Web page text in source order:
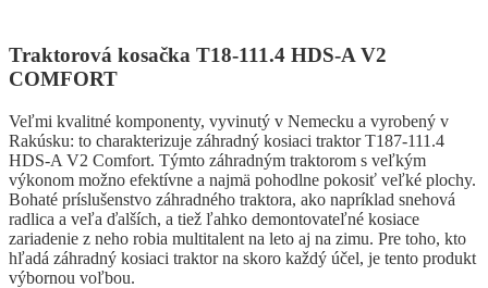
Traktorová kosačka T18-111.4 HDS-A V2
COMFORT
Veľmi kvalitné komponenty, vyvinutý v Nemecku a vyrobený v
Rakúsku: to charakterizuje záhradný kosiaci traktor T187-111.4
HDS-A V2 Comfort. Týmto záhradným traktorom s veľkým
výkonom možno efektívne a najmä pohodlne pokosiť veľké plochy.
Bohaté príslušenstvo záhradného traktora, ako napríklad snehová
radlica a veľa ďalších, a tiež ľahko demontovateľné kosiace
zariadenie z neho robia multitalent na leto aj na zimu. Pre toho, kto
hľadá záhradný kosiaci traktor na skoro každý účel, je tento produkt
výbornou voľbou.